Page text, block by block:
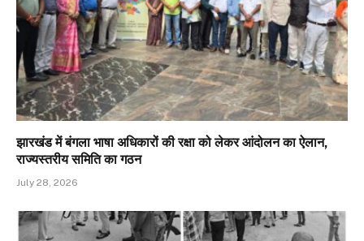
झारखंड में बंगला भाषा अधिकारों की रक्षा को लेकर आंदोलन का ऐलान,
राज्यस्तरीय समिति का गठन
July 28, 2026